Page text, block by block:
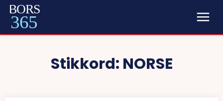
BORS
365
Stikkord: NORSE